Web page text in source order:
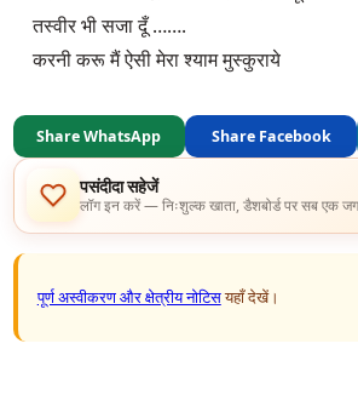
तस्वीर भी सजा दूँ …….
करनी करू मैं ऐसी मेरा श्याम मुस्कुराये
Share WhatsApp Share Facebook
पसंदीदा सहेजें
लॉग इन करें — निःशुल्क खाता, डैशबोर्ड पर सब एक
पूर्ण अस्वीकरण और क्षेत्रीय नोटिसयहाँ देखें।